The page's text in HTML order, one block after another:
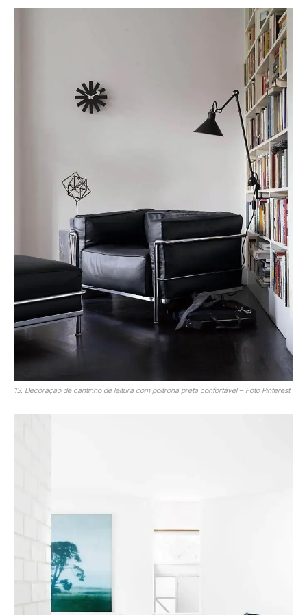
13. Decoração de cantinho de leitura com poltrona preta confortável – Foto Pinterest